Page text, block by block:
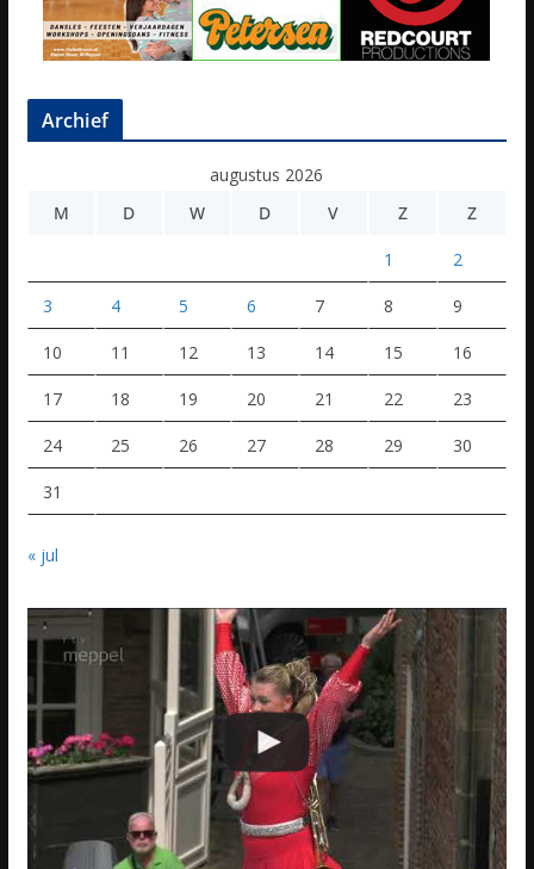
Archief
augustus 2026
M
D W D V Z Z
1 2
3 4 5 6 7 8 9
10 11 12 13 14 15 16
17 18 19 20 21 22 23
24 25 26 27 28 29 30
31
« jul